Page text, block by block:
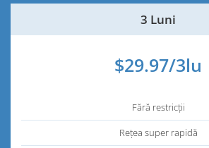
3 Luni
$29.97/3lu
Fără restricții
Rețea super rapidă